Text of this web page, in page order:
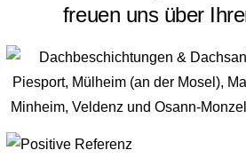
freuen uns über